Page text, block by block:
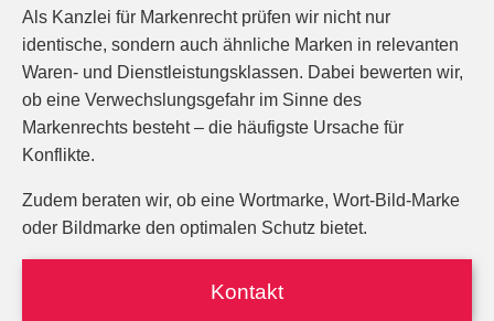
Als Kanzlei für Markenrechtprüfen wir nicht nur
identische, sondern auch ähnliche Marken in relevanten
Waren- und Dienstleistungsklassen. Dabei bewerten wir,
ob eine Verwechslungsgefahr im Sinne des
Markenrechts besteht – die häufigste Ursache für
Konflikte.
Zudem beraten wir, ob eine Wortmarke, Wort-Bild-Marke
oder Bildmarke den optimalen Schutz bietet.
Kontakt